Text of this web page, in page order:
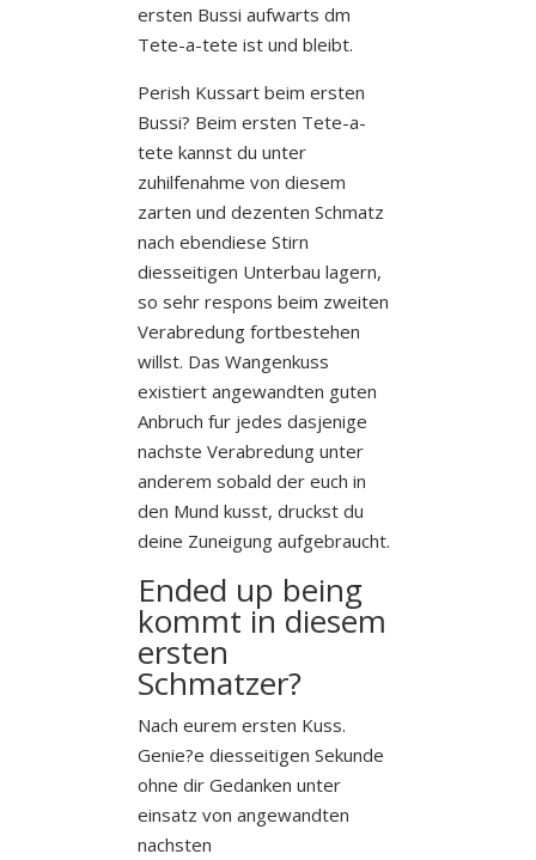
ersten Bussi aufwarts dm
Tete-a-tete ist und bleibt.
Perish Kussart beim ersten
Bussi? Beim ersten Tete-a-
tete kannst du unter
zuhilfenahme von diesem
zarten und dezenten Schmatz
nach ebendiese Stirn
diesseitigen Unterbau lagern,
so sehr respons beim zweiten
Verabredung fortbestehen
willst. Das Wangenkuss
existiert angewandten guten
Anbruch fur jedes dasjenige
nachste Verabredung unter
anderem sobald der euch in
den Mund kusst, druckst du
deine Zuneigung aufgebraucht.
Ended up being
kommt in diesem
ersten
Schmatzer?
Nach eurem ersten Kuss.
Genie?e diesseitigen Sekunde
ohne dir Gedanken unter
einsatz von angewandten
nachsten